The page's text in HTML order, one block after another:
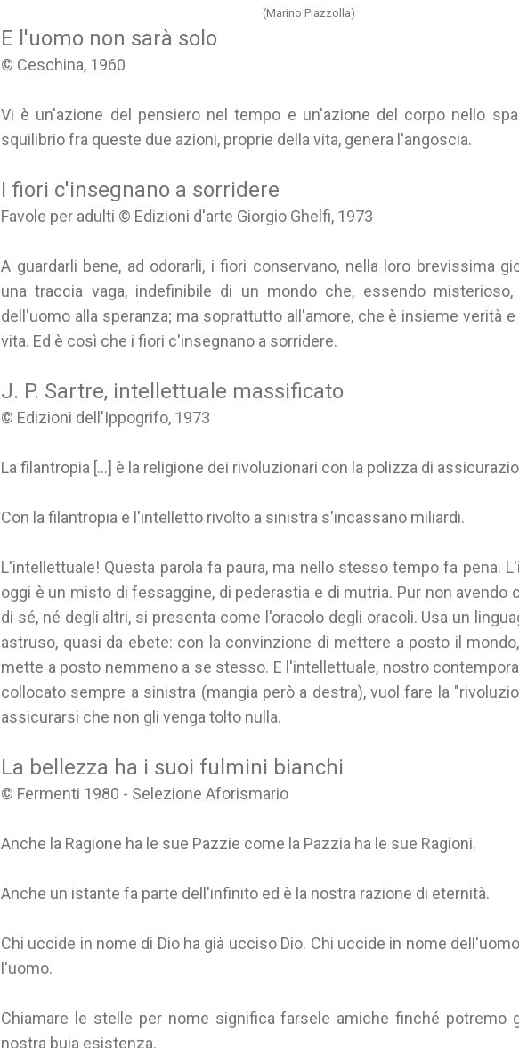
(Marino Piazzolla)
E l'uomo non sarà solo
© Ceschina, 1960
Vi è un'azione del pensiero nel tempo e un'azione del corpo nello
squilibrio fra queste due azioni, proprie della vita, genera l'angoscia.
I fiori c'insegnano a sorridere
Favole per adulti © Edizioni d'arte Giorgio Ghelfi, 1973
A guardarli bene, ad odorarli, i fiori conservano, nella loro brevissima
una traccia vaga, indefinibile di un mondo che, essendo
dell'uomo alla speranza; ma soprattutto all'amore, che è insieme verità
vita. Ed è così che i fiori c'insegnano a sorridere.
J. P. Sartre, intellettuale massificato
© Edizioni dell'Ippogrifo, 1973
La filantropia [...] è la religione dei rivoluzionari con la polizza di
Con la filantropia e l'intelletto rivolto a sinistra s'incassano miliardi.
L'intellettuale! Questa parola fa paura, ma nello stesso tempo fa pena.
oggi è un misto di fessaggine, di pederastia e di mutria. Pur non avendo
di sé, né degli altri, si presenta come l'oracolo degli oracoli. Usa un
astruso, quasi da ebete: con la convinzione di mettere a posto il
mette a posto nemmeno a se stesso. E l'intellettuale, nostro
collocato sempre a sinistra (mangia però a destra), vuol fare la
assicurarsi che non gli venga tolto nulla.
La bellezza ha i suoi fulmini bianchi
© Fermenti 1980 - Selezione Aforismario
Anche la Ragione ha le sue Pazzie come la Pazzia ha le sue Ragioni.
Anche un istante fa parte dell'infinito ed è la nostra razione di eternità.
Chi uccide in nome di Dio ha già ucciso Dio. Chi uccide in nome
l'uomo.
Chiamare le stelle per nome significa farsele amiche finché potremo
nostra buia esistenza.